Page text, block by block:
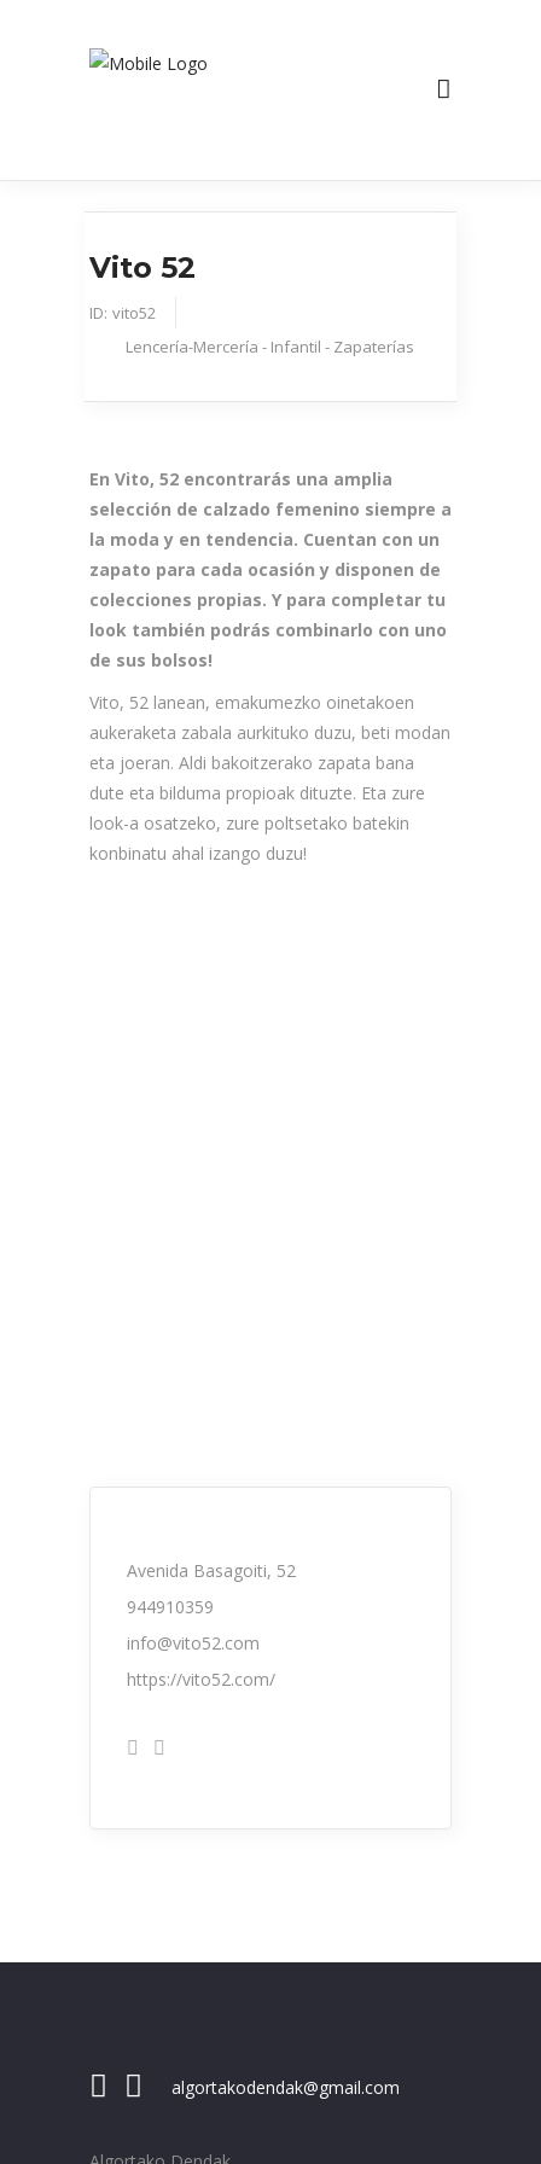
Vito 52
ID: vito52
Lencería-Mercería - Infantil - Zapaterías
En Vito, 52 encontrarás una amplia
selección de calzado femenino siempre a
la moda y en tendencia. Cuentan con un
zapato para cada ocasión y disponen de
colecciones propias. Y para completar tu
look también podrás combinarlo con uno
de sus bolsos!
Vito, 52 lanean, emakumezko oinetakoen
aukeraketa zabala aurkituko duzu, beti modan
eta joeran. Aldi bakoitzerako zapata bana
dute eta bilduma propioak dituzte. Eta zure
look-a osatzeko, zure poltsetako batekin
konbinatu ahal izango duzu!
Avenida Basagoiti, 52
944910359
info@vito52.com
https://vito52.com/
algortakodendak@gmail.com